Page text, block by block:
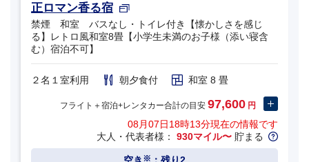
正ロマン香る宿
禁煙 和室 バスなし・トイレ付き【懐かしさを感じ
る】レトロ風和室8畳【小学生未満のお子様（添い寝含
む）宿泊不可】
２名１室利用 朝夕食付 和室 8 畳
フライト＋宿泊+レンタカー合計の目安 97,600 円
08月07日18時13分現在の情報です
大人・代表者様： 930マイル〜 貯まる
※